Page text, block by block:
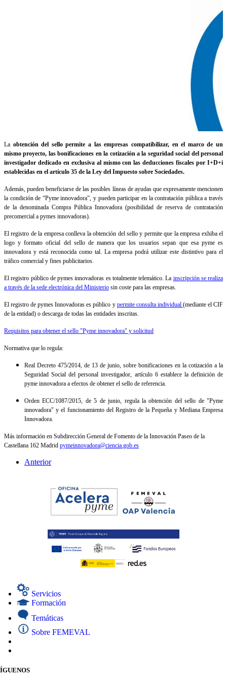
La obtención del sello permite a las empresas compatibilizar, en el marco de un
mismo proyecto, las bonificaciones en la cotización a la seguridad social del personal
investigador dedicado en exclusiva al mismo con las deducciones fiscales por I+D+i
establecidas en el artículo 35 de la Ley del Impuesto sobre Sociedades.
Además, pueden beneficiarse de las posibles líneas de ayudas que expresamente mencionen
la condición de “Pyme innovadora”, y pueden participar en la contratación pública a través
de la denominada Compra Pública Innovadora (posibilidad de reserva de contratación
precomercial a pymes innovadoras).
El registro de la empresa conlleva la obtención del sello y permite que la empresa exhiba el
logo y formato oficial del sello de manera que los usuarios sepan que esa pyme es
innovadora y está reconocida como tal. La empresa podrá utilizar este distintivo para el
tráfico comercial y fines publicitarios.
El registro público de pymes innovadoras es totalmente telemático. La inscripción se realiza
a través de la sede electrónica del Ministerio sin coste para las empresas.
El registro de pymes Innovadoras es público y permite consulta individual (mediante el CIF
de la entidad) o descarga de todas las entidades inscritas.
Requisitos para obtener el sello "Pyme innovadora" y solicitud
Normativa que lo regula:
Real Decreto 475/2014, de 13 de junio, sobre bonificaciones en la cotización a la
Seguridad Social del personal investigador, artículo 6 establece la definición de
pyme innovadora a efectos de obtener el sello de referencia.
Orden ECC/1087/2015, de 5 de junio, regula la obtención del sello de "Pyme
innovadora" y el funcionamiento del Registro de la Pequeña y Mediana Empresa
Innovadora.
Más información en Subdirección General de Fomento de la Innovación Paseo de la
Castellana 162 Madrid pymeinnovadora@ciencia.gob.es
Anterior
Servicios
Formación
Temáticas
Sobre FEMEVAL